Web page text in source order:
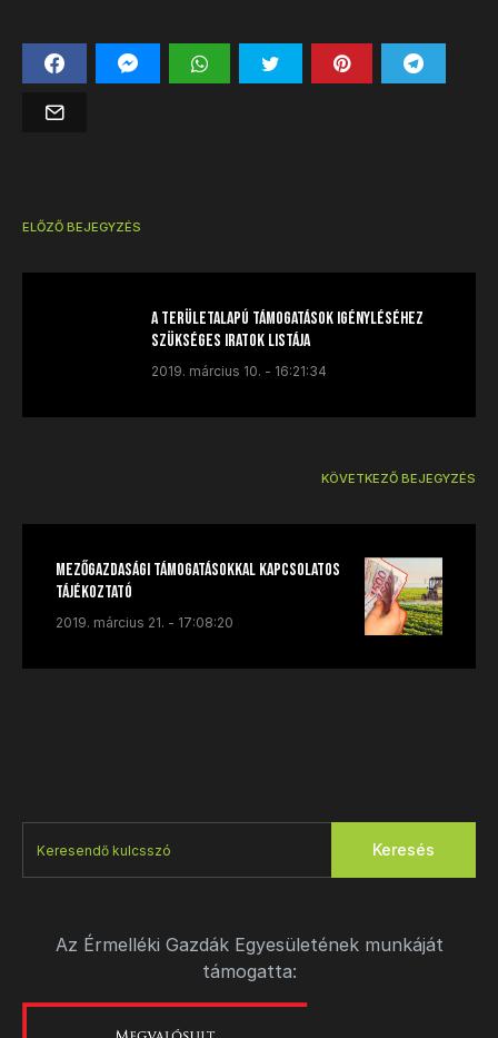
ELŐZŐ BEJEGYZÉS
A területalapú támogatások igényléséhez
szükséges iratok listája
2019. március 10. - 16:21:34
KÖVETKEZŐ BEJEGYZÉS
Mezőgazdasági támogatásokkal kapcsolatos
tájékoztató
2019. március 21. - 17:08:20
Keresés
Az Érmelléki Gazdák Egyesületének munkáját
támogatta: